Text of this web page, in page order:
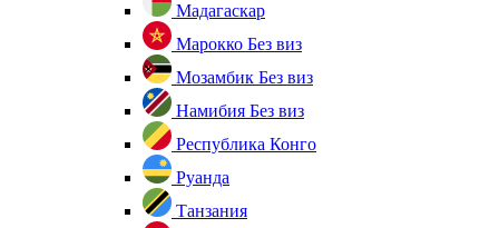
Мадагаскар
Марокко Без виз
Мозамбик Без виз
Намибия Без виз
Республика Конго
Руанда
Танзания